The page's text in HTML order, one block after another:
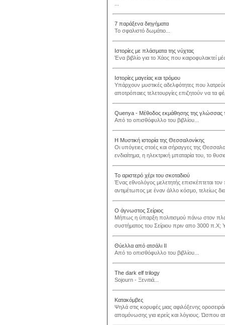
7 παράξενα διηγήματα
Το σφαλιστό δωμάτιο...
Ιστορίες με πλάσματα της νύχτας
Ένα βιβλίο για το Χάος που καιροφυλακτεί
Ιστορίες μαγείας και τρόμου
Υπάρχουν μυστικές αδελφότητες που
αποτρόπαιες τελετουργίες επιζητούν να τα
Quenya - Μέθοδος εκμάθησης της γλώσσας
Από το οπισθόφυλλο του βιβλίου...
Η Μυστική ιστορία της Θεσσαλονίκης
Οι υπόγειες στοές και σήραγγες της
ενδιαίτημα, η ηλεκτρική μπαταρία του, το
Το αριστερό χέρι του σκοταδιού
Ένας εθνολόγος μελετητής επισκέπτεται
αντιμέτωπος με έναν άλλο κόσμο, τελείως
Ο άγνωστος Σείριος
Μήπως η ύπαρξη πολιτισμού πάνω στον
συστήματος του Σείριου πριν απο 3000
Θύελλα από ατσάλι ΙΙ
Από το οπισθόφυλλο του βιβλίου...
The dark elf trilogy
Sojourn - Ξενιτιά...
Κατακόμβες
Ψηλά στις κορυφές μιας αφιλόξενης
απομόνωσης για ιερείς και λόγιους. Ώσπου